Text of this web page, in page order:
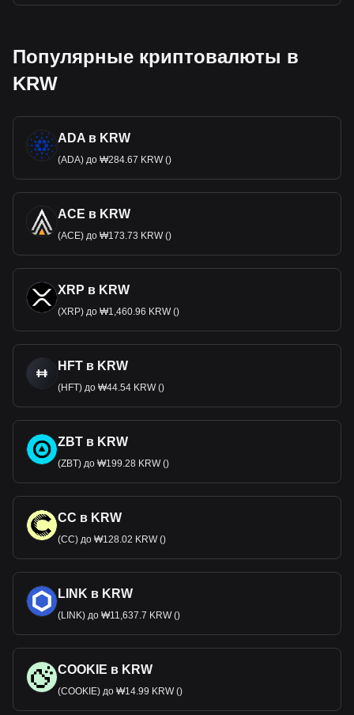
Популярные криптовалюты в
KRW
ADA в KRW
(ADA) до ₩284.67 KRW ()
ACE в KRW
(ACE) до ₩173.73 KRW ()
XRP в KRW
(XRP) до ₩1,460.96 KRW ()
HFT в KRW
(HFT) до ₩44.54 KRW ()
ZBT в KRW
(ZBT) до ₩199.28 KRW ()
CC в KRW
(CC) до ₩128.02 KRW ()
LINK в KRW
(LINK) до ₩11,637.7 KRW ()
COOKIE в KRW
(COOKIE) до ₩14.99 KRW ()